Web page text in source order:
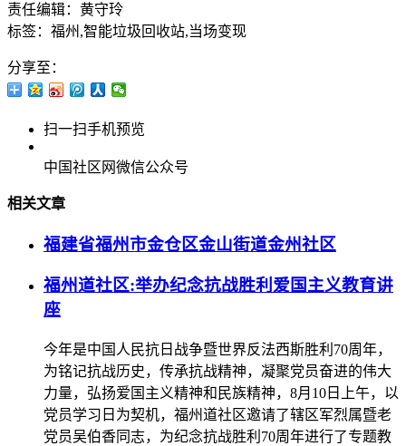
责任编辑：黄守玲
标签：福州,智能垃圾回收站,当场变现
分享至：
扫一扫手机预览
中国社区网微信公众号
相关文章
福建省福州市金仓区金山街道金州社区
福州道社区:举办纪念抗战胜利爱国主义教育讲
座
今年是中国人民抗日战争暨世界反法西斯胜利70周年，
为铭记抗战历史，传承抗战精神，凝聚党员奋进的伟大
力量，弘扬爱国主义精神和民族精神，8月10日上午，以
党员学习日为契机，福州道社区邀请了辖区军烈属暨老
党员吴伯香同志，为纪念抗战胜利70周年进行了专题教